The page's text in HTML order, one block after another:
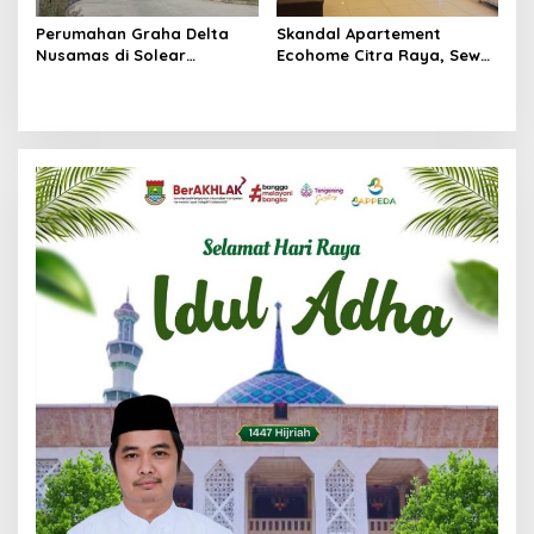
Perumahan Graha Delta
Nusamas di Solear
Skandal Apartement
Ecohome Citra Raya, Sewa